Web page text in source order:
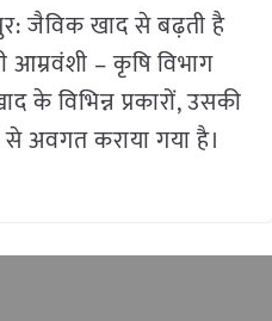
जैविक खाद से बढ़ती है
आम्रवंशी – कृषि विभाग
के विभिन्न प्रकारों, उसकी
से अवगत कराया गया है।